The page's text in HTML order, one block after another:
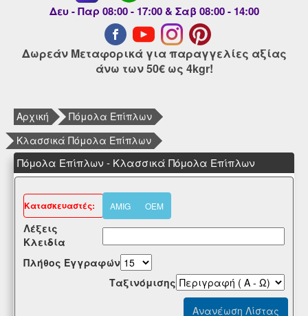
Δευ - Παρ 08:00 - 17:00 & Σαβ 08:00 - 14:00
Δωρεάν Μεταφορικά για παραγγελίες αξίας
άνω των 50€ ως 4kgr!
Αρχική
Πόμολα Επίπλων
Κλασσικά Πόμολα Επίπλων
Πόμολα Επίπλων - Κλασσικά Πόμολα Επίπλων
Kατασκευαστές: AMIG OEM
Λέξεις
Κλειδία
Πλήθος Εγγραφών
Tαξινόμισης